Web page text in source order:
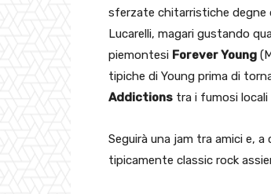
sferzate chitarristiche degne
Lucarelli, magari gustando
piemontesi Forever Young
tipiche di Young prima di
Addictions tra i fumosi locali
Seguirà una jam tra amici e,
tipicamente classic rock